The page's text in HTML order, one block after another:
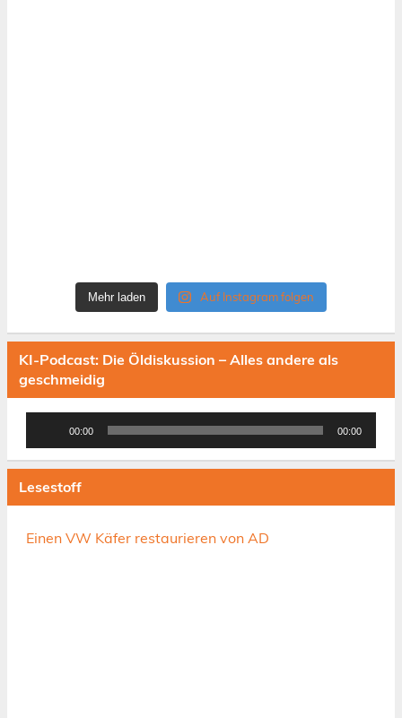
Mehr laden Auf Instagram folgen
KI-Podcast: Die Öldiskussion – Alles andere als
geschmeidig
00:00 00:00
Lesestoff
Einen VW Käfer restaurieren von AD